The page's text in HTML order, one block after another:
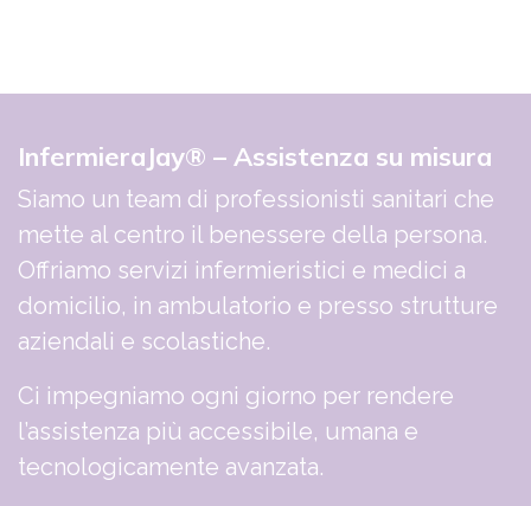
InfermieraJay® – Assistenza su misura
Siamo un team di professionisti sanitari che
mette al centro il benessere della persona.
Offriamo servizi infermieristici e medici a
domicilio, in ambulatorio e presso strutture
aziendali e scolastiche.
Ci impegniamo ogni giorno per rendere
l’assistenza più accessibile, umana e
tecnologicamente avanzata.